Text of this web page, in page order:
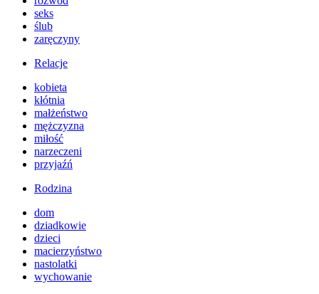
seks
ślub
zaręczyny
Relacje
kobieta
kłótnia
małżeństwo
mężczyzna
miłość
narzeczeni
przyjaźń
Rodzina
dom
dziadkowie
dzieci
macierzyństwo
nastolatki
wychowanie